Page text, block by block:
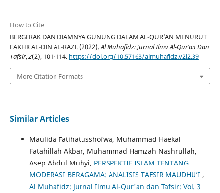
How to Cite
BERGERAK DAN DIAMNYA GUNUNG DALAM AL-QUR’AN MENURUT
FAKHR AL-DIN AL-RAZI. (2022).Al Muhafidz: Jurnal Ilmu Al-Qur’an Dan
Tafsir,2(2), 101-114. https://doi.org/10.57163/almuhafidz.v2i2.39
More Citation Formats
Similar Articles
Maulida Fatihatusshofwa, Muhammad Haekal
Fatahillah Akbar, Muhammad Hamzah Nashrullah,
Asep Abdul Muhyi, PERSPEKTIF ISLAM TENTANG
MODERASI BERAGAMA: ANALISIS TAFSIR MAUDHU’I ,
Al Muhafidz: Jurnal Ilmu Al-Qur'an dan Tafsir: Vol. 3